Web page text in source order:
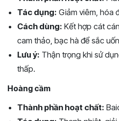
Tác dụng: Giảm viêm, hóa
Cách dùng: Kết hợp cát
cam thảo, bạc hà để sắc
Lưu ý: Thận trọng khi sử
thấp.
Hoàng cầm
Thành phần hoạt chất: